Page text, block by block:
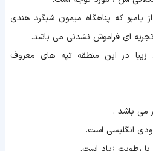
بامبو که پناهگاه میمون شبگرد هندی
ای فراموش نشدنی می باشد.
در این منطقه تپه های معروف
می باشد .
انگلیسی است.